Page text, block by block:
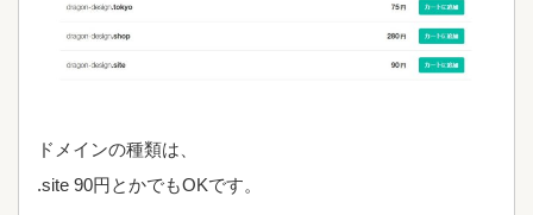
ドメインの種類は、
.site 90円とかでもOKです。